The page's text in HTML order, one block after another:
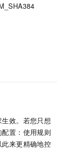
效。若您只想
置：使用规则
来更精确地控